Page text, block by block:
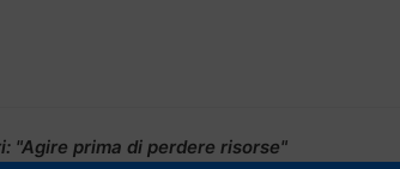
"Agire prima di perdere risorse"